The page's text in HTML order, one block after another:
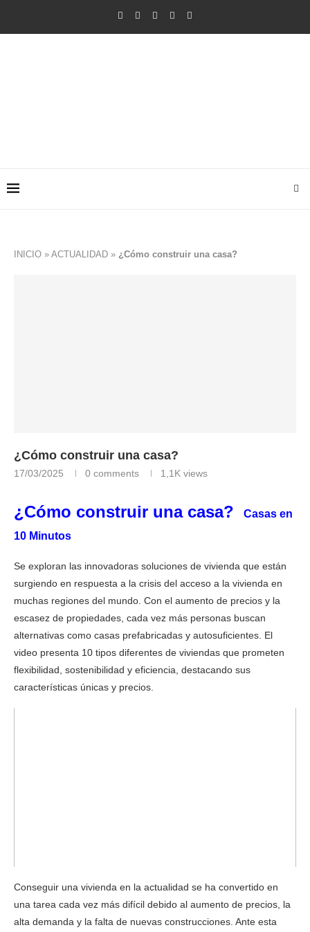
INICIO » ACTUALIDAD » ¿Cómo construir una casa?
¿Cómo construir una casa?
17/03/2025 0 comments 1,1K views
¿Cómo construir una casa?
Casas en
10 Minutos
Se exploran las innovadoras soluciones de vivienda que están
surgiendo en respuesta a la crisis del acceso a la vivienda en
muchas regiones del mundo. Con el aumento de precios y la
escasez de propiedades, cada vez más personas buscan
alternativas como casas prefabricadas y autosuficientes. El
video presenta 10 tipos diferentes de viviendas que prometen
flexibilidad, sostenibilidad y eficiencia, destacando sus
características únicas y precios.
Conseguir una vivienda en la actualidad se ha convertido en
una tarea cada vez más difícil debido al aumento de precios, la
alta demanda y la falta de nuevas construcciones. Ante esta